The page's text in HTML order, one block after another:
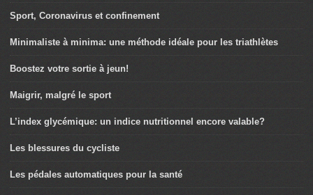
Sport, Coronavirus et confinement
Minimaliste à minima: une méthode idéale pour les triathlètes
Boostez votre sortie à jeun!
Maigrir, malgré le sport
L’index glycémique: un indice nutritionnel encore valable?
Les blessures du cycliste
Les pédales automatiques pour la santé